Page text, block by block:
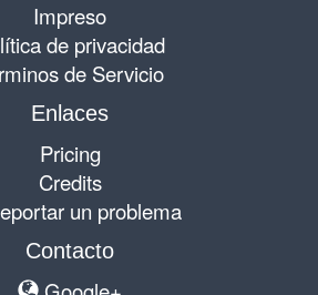
Impreso
de privacidad
de Servicio
Enlaces
Pricing
Credits
un problema
Contacto